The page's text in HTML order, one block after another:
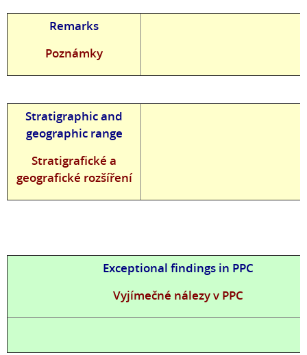
Remarks
Poznámky
Stratigraphic and
geographic range
Stratigrafické a
geografické rozšíření
Exceptional findings in PPC
Vyjímečné nálezy v PPC